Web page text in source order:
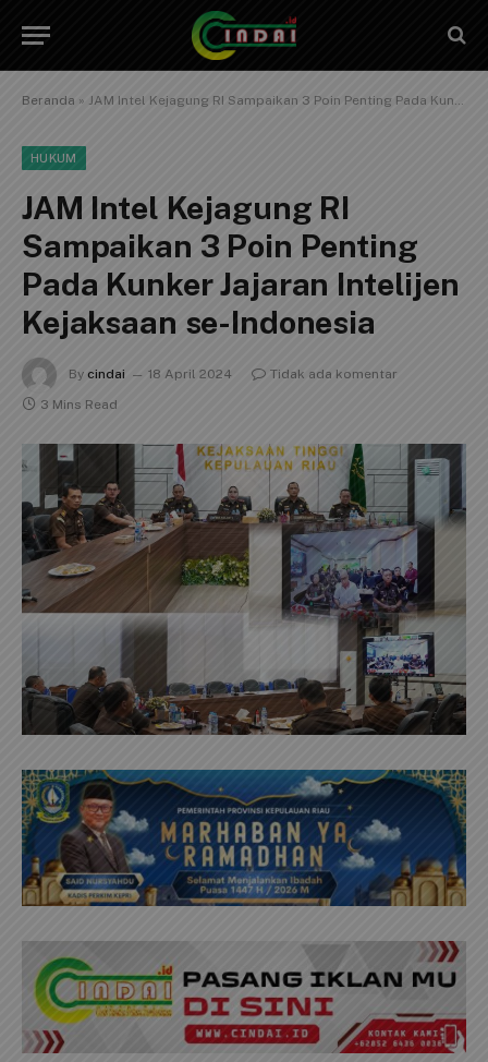
Beranda » JAM Intel Kejagung RI Sampaikan 3 Poin Penting Pada Kunker Jajaran Intelijen Kejaksaan se-Indonesia
HUKUM
JAM Intel Kejagung RI
Sampaikan 3 Poin Penting
Pada Kunker Jajaran Intelijen
Kejaksaan se-Indonesia
By cindai 18 April 2024
Tidak ada komentar
3 Mins Read